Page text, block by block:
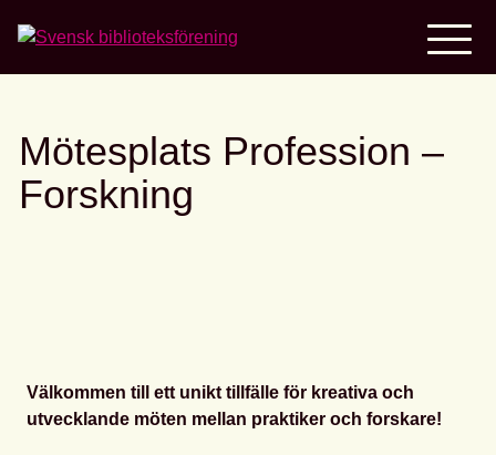
Mötesplats Profession –
Forskning
Välkommen till ett unikt tillfälle för kreativa och
utvecklande möten mellan praktiker och forskare!